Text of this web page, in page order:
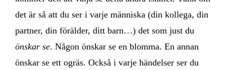
det är så att du ser i varje människa (din kollega, din
partner, din förälder, ditt barn…) det som just du
önskar se. Någon önskar se en blomma. En annan
önskar se ett ogräs. Också i varje händelser ser du